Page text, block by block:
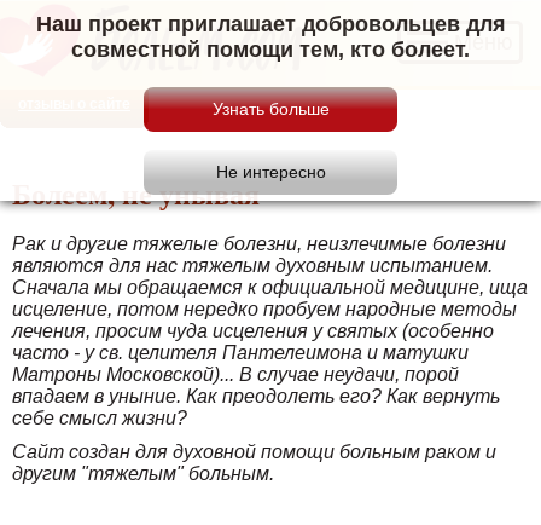
Наш проект приглашает добровольцев для
совместной помощи тем, кто болеет.Меню
Болеем, не унывая
Рак и другие тяжелые болезни, неизлечимые болезни
являются для нас тяжелым духовным испытанием.
Сначала мы обращаемся к официальной медицине, ища
исцеление, потом нередко пробуем народные методы
лечения, просим чуда исцеления у святых (особенно
часто - у св. целителя Пантелеимона и матушки
Матроны Московской)... В случае неудачи, порой
впадаем в уныние. Как преодолеть его? Как вернуть
себе смысл жизни?
Сайт создан для духовной помощи больным раком и
другим "тяжелым" больным.